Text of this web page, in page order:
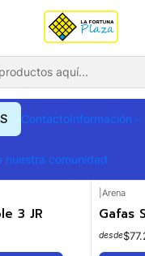
ContactoInformación
nuestra comunidad
gratis para compras superiores
3 JR
Arena
Gafas
desde